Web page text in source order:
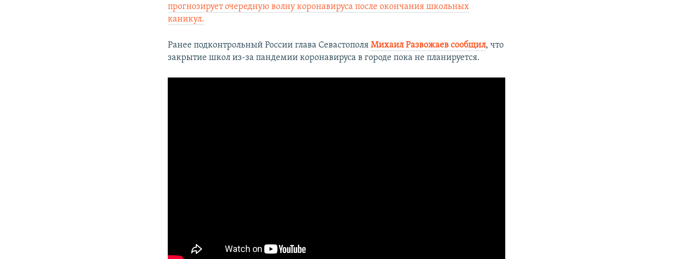
прогнозирует очередную волну коронавируса после окончания школьных
каникул.
Ранее подконтрольный России глава СевастополяМихаил Развожаев сообщил, что
закрытие школ из-за пандемии коронавируса в городе пока не планируется.